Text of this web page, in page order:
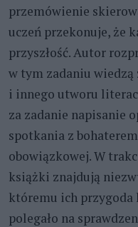
przemówienie
uczeń przekonuje, że
przyszłość. Autor
w tym zadaniu
i innego utworu
za zadanie napisanie
spotkania z
obowiązkowej. W
książki znajdują
któremu ich przygoda
polegało na